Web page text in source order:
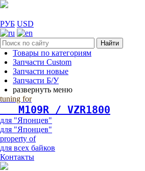
РУБ USD
Найти
Товары по категориям
Запчасти Custom
Запчасти новые
Запчасти Б/У
развернуть меню
tuning for
   М109R / VZR1800
для "Японцев"
для "Японцев"
property of
для всех байков
Контакты